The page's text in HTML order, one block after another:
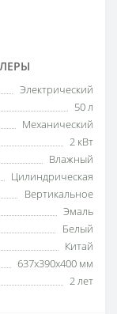
Электрический
50 л
Механический
2 кВт
Влажный
Цилиндрическая
Вертикальное
Эмаль
Белый
Китай
637х390х400 мм
2 лет